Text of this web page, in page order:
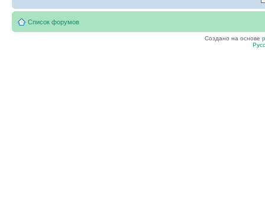
Список форумов
Создано на основе